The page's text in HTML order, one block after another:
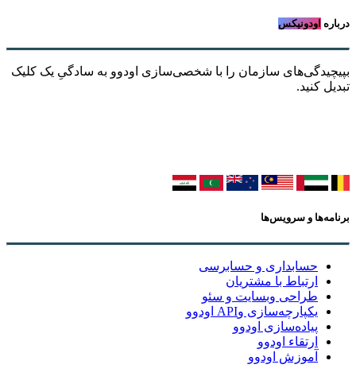
درباره اودونیکس
بپیچیدگی‌های سازمان را با شخصی‌سازی اودوو به سادگیِ یک کلیک
تبدیل کنید.
برنامه‌ها و سرویس‌ها
حسابداری و حسابرسی
ارتباط با مشتریان
طراحی وبسایت و سئو
یکپارچه‌سازی وAPI اودوو
پیاده‌سازی اودوو
ارتقاء اودوو
آموزش اودوو